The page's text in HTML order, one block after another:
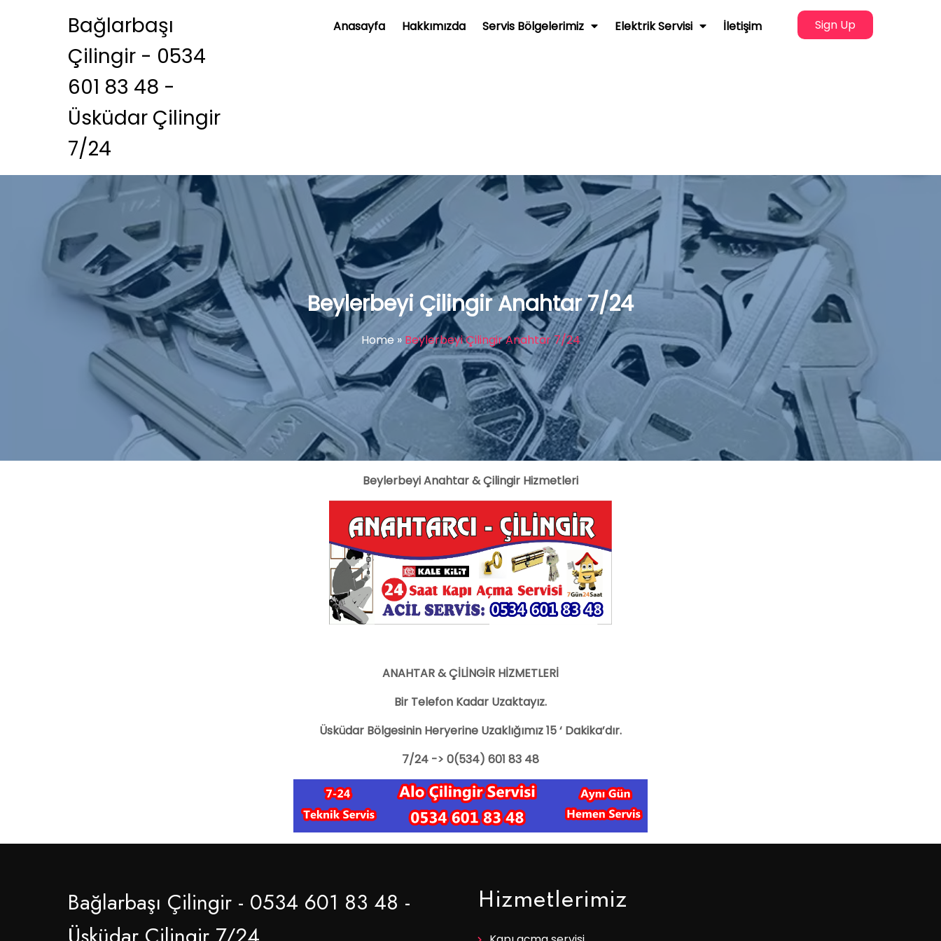
Bağlarbaşı
Çilingir - 0534
601 83 48 -
Üsküdar Çilingir
7/24
Anasayfa Hakkımızda Servis Bölgelerimiz Elektrik Servisi İletişim Sign Up
Beylerbeyi Çilingir Anahtar 7/24
Home» Beylerbeyi Çilingir Anahtar 7/24
Beylerbeyi Anahtar & Çilingir Hizmetleri
ANAHTAR & ÇİLİNGİR HİZMETLERİ
Bir Telefon Kadar Uzaktayız.
Üsküdar Bölgesinin Heryerine Uzaklığımız 15 ‘ Dakika’dır.
7/24 -> 0(534) 601 83 48
Bağlarbaşı Çilingir - 0534 601 83 48 -
Hizmetlerimiz